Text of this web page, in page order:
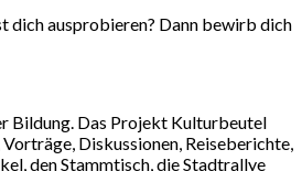
dich ausprobieren? Dann bewirb dich
Bildung. Das Projekt Kulturbeutel
Diskussionen, Reiseberichte,
den Stammtisch, die Stadtrallye